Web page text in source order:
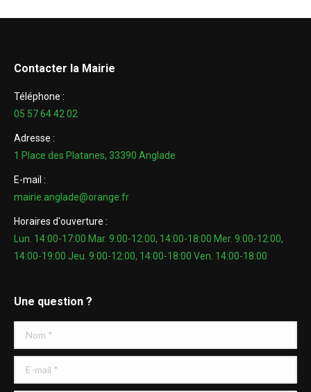
Contacter la Mairie
Téléphone :
05 57 64 42 02
Adresse :
1 Place des Platanes, 33390 Anglade
E-mail :
mairie.anglade@orange.fr
Horaires d'ouverture :
Lun. 14:00-17:00 Mar. 9:00-12:00, 14:00-18:00 Mer. 9:00-12:00,
14:00-19:00 Jeu. 9:00-12:00, 14:00-18:00 Ven. 14:00-18:00
Une question ?
Nom *
E-mail *